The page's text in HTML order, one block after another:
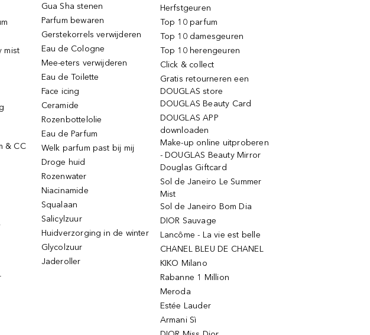
mist
& CC
Gua Sha stenen
Parfum bewaren
Gerstekorrels verwijderen
Eau de Cologne
Mee-eters verwijderen
Eau de Toilette
Face icing
Ceramide
Rozenbottelolie
Eau de Parfum
Welk parfum past bij mij
Droge huid
Rozenwater
Niacinamide
Squalaan
Salicylzuur
Huidverzorging in de winter
Glycolzuur
Jaderoller
Herfstgeuren
Top 10 parfum
Top 10 damesgeuren
Top 10 herengeuren
Click & collect
Gratis retourneren een
DOUGLAS store
DOUGLAS Beauty Card
DOUGLAS APP
downloaden
Make-up online uitproberen
- DOUGLAS Beauty Mirror
Douglas Giftcard
Sol de Janeiro Le Summer
Mist
Sol de Janeiro Bom Dia
DIOR Sauvage
Lancôme - La vie est belle
CHANEL BLEU DE CHANEL
KIKO Milano
Rabanne 1 Million
Meroda
Estée Lauder
Armani Sì